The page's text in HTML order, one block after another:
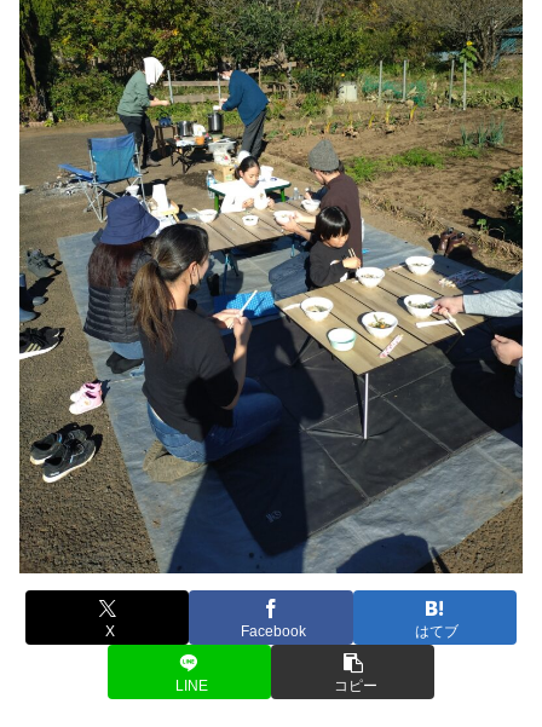
X Facebook はてブ
LINE コピー